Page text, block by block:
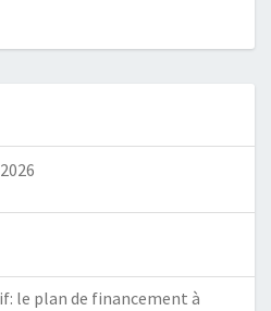
le plan de financement à